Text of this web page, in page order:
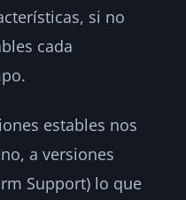
si no
cada
estables nos
a versiones
Support) lo que